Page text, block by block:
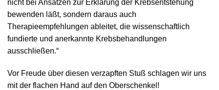
nicht bei Ansätzen zur Erklärung der Krebsentstehung
bewenden läßt, sondern daraus auch
Therapieempfehlungen ableitet, die wissenschaftlich
fundierte und anerkannte Krebsbehandlungen
ausschließen.“
Vor Freude über diesen verzapften Stuß schlagen wir uns
mit der flachen Hand auf den Oberschenkel!